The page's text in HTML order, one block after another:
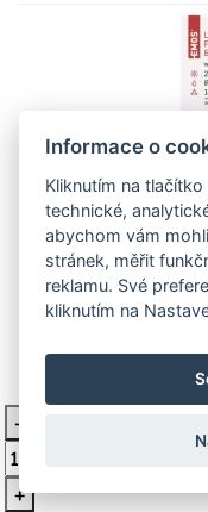
ZM5353
NEXXO,
změnou
-
+
Informace o
Kliknutím na
technické,
abychom vám
stránek, měřit
reklamu. Své
kliknutím na